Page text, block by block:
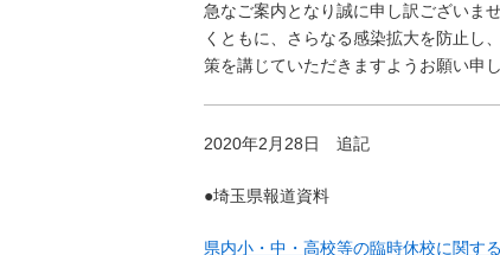
急なご案内となり誠に申し訳ございま
くともに、さらなる感染拡大を防止し
策を講じていただきますようお願い申し
2020年2月28日 追記
●埼玉県報道資料
県内小・中・高校等の臨時休校に関す